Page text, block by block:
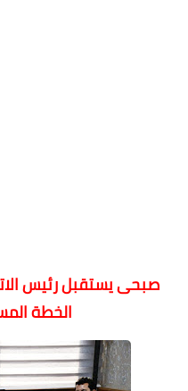
صبحى يستقبل رئيس
الخطة